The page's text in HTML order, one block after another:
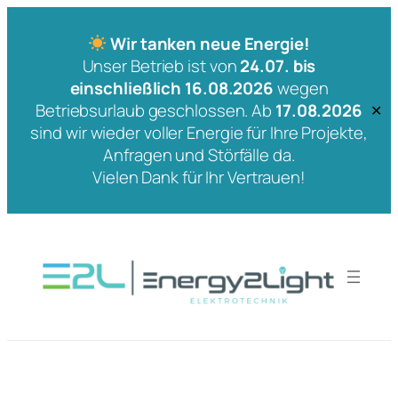
Wir tanken neue Energie!
Unser Betrieb ist von24.07. bis
einschließlich 16.08.2026wegen
Betriebsurlaub geschlossen. Ab 17.08.2026
sind wir wieder voller Energie für Ihre Projekte,
Anfragen und Störfälle da.
Vielen Dank für Ihr Vertrauen!
✕
springen